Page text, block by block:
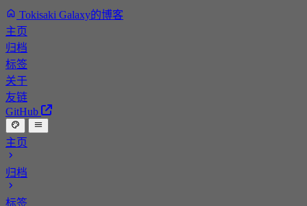
Tokisaki Galaxy的博客
主页
归档
标签
关于
友链
GitHub
主页
归档
标签